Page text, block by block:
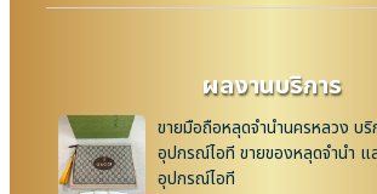
ผลงานบริการ
ขายมือถือหลุดจำนำนครหลวง บริ
อุปกรณ์ไอที ขายของหลุดจำนำ แ
อุปกรณ์ไอที